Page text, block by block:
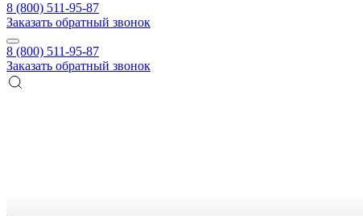
8 (800) 511-95-87
Заказать обратный звонок
8 (800) 511-95-87
Заказать обратный звонок